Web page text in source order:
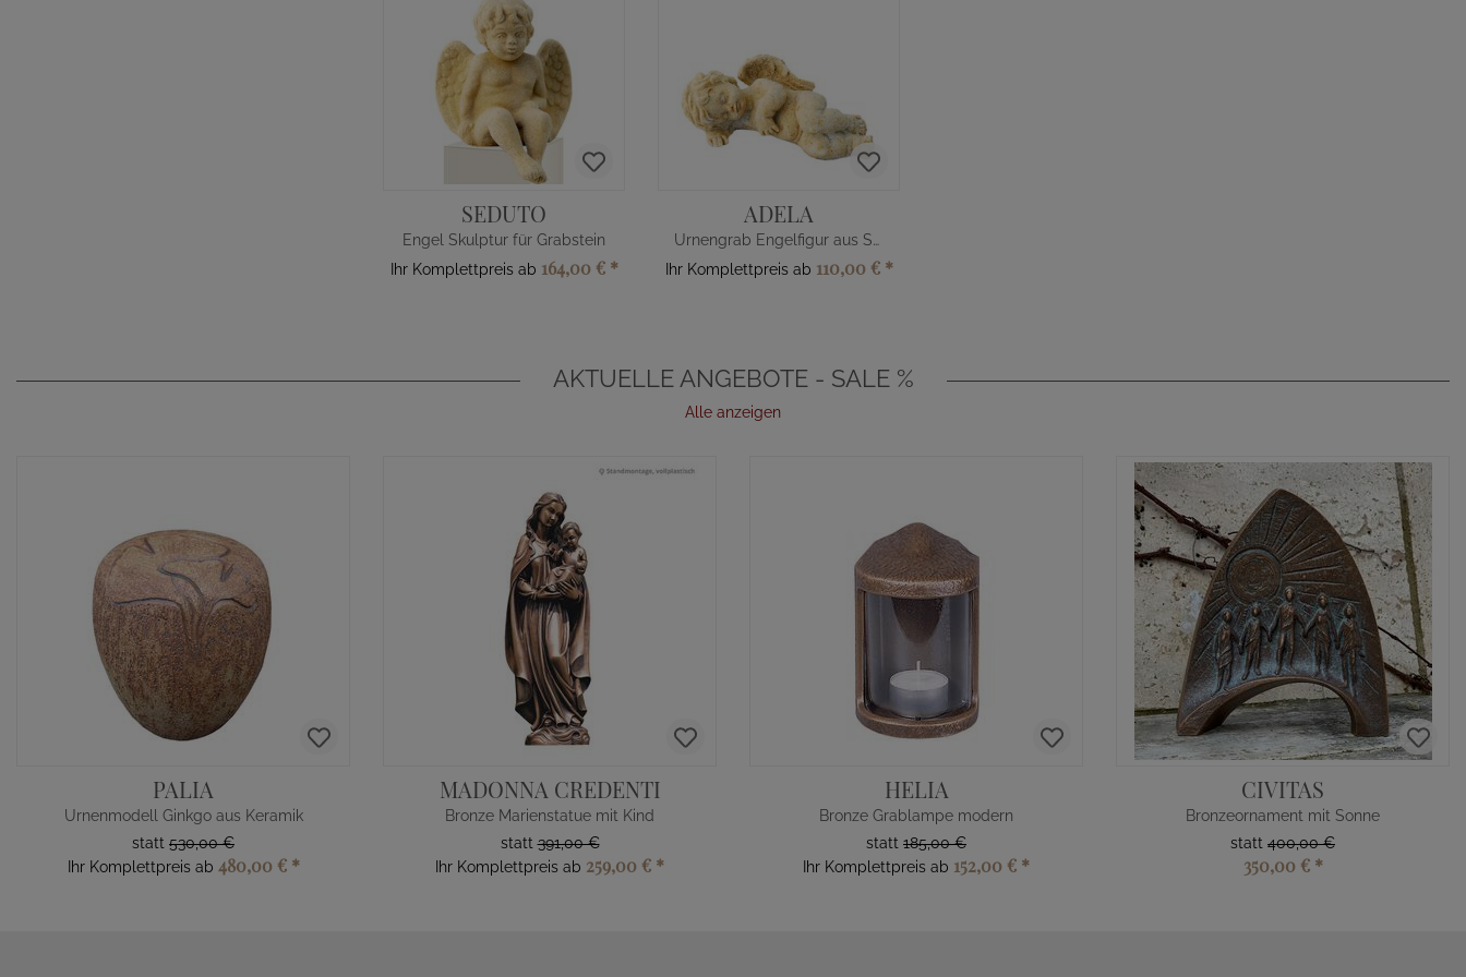
SEDUTO
Engel Skulptur für Grabstein
Ihr Komplettpreis ab 164,00 € *
ADELA
Urnengrab Engelfigur aus Steinguss
Ihr Komplettpreis ab 110,00 € *
AKTUELLE ANGEBOTE - SALE %
Alle anzeigen
PALIA
Urnenmodell Ginkgo aus Keramik
statt 530,00 €
Ihr Komplettpreis ab 480,00 € *
MADONNA CREDENTI
Bronze Marienstatue mit Kind
statt391,00 €
Ihr Komplettpreis ab 259,00 € *
HELIA
Bronze Grablampe modern
statt 185,00 €
Ihr Komplettpreis ab 152,00 € *
CIVITAS
Bronzeornament mit Sonne
statt 400,00 €
350,00 € *